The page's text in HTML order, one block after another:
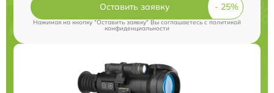
Оставить заявку
Нажимая на кнопку "Оставить заявку" Вы соглашаетесь cполитикой
конфиденциальности